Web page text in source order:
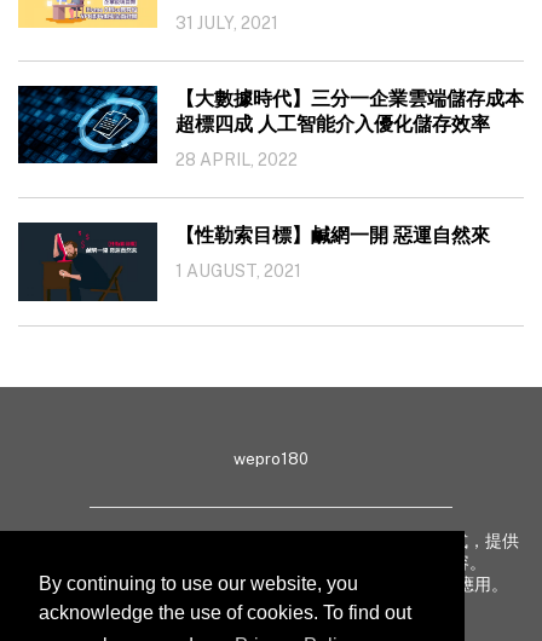
By continuing to use our website, you
acknowledge the use of cookies. To find out
31 JULY, 2021
【大數據時代】三分一企業雲端儲存成本
超標四成 人工智能介入優化儲存效率
28 APRIL, 2022
【性勒索目標】鹹網一開 惡運自然來
1 AUGUST, 2021
wepro180
wepro180 由 IT 業界專家組成，以生動有趣、深入淺出方式，提供
最新 IT 動態、趨勢、技術、行業熱話、專題報導等內容。
致力提升亞太地區科技知識及網絡安全意識，促進新技術應用。